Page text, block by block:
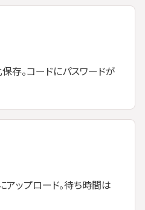
存。コードにパスワードが
ップロード。待ち時間は